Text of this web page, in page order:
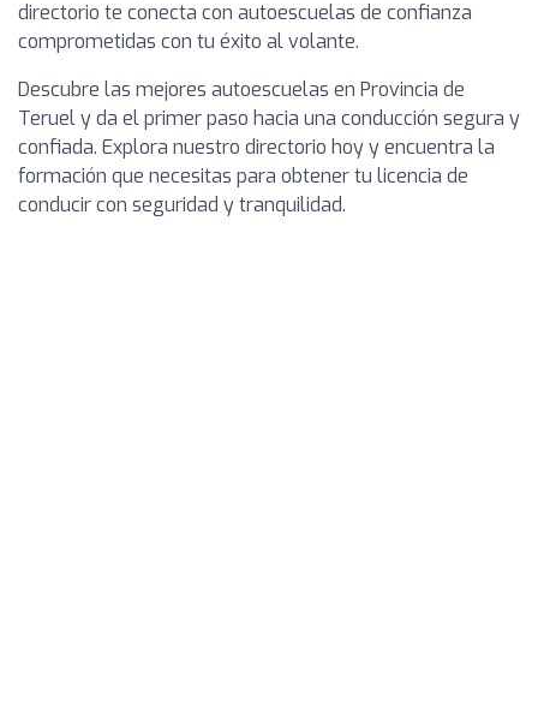
directorio te conecta con autoescuelas de confianza
comprometidas con tu éxito al volante.
Descubre las mejores autoescuelas en Provincia de
Teruel y da el primer paso hacia una conducción segura y
confiada. Explora nuestro directorio hoy y encuentra la
formación que necesitas para obtener tu licencia de
conducir con seguridad y tranquilidad.